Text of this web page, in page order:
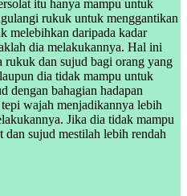
itu hanya mampu untuk
rukuk untuk menggantikan
melebihkan daripada kadar
dia melakukannya. Hal ini
rukuk dan sujud bagi orang yang
dia tidak mampu untuk
dengan bahagian hadapan
wajah menjadikannya lebih
Jika dia tidak mampu
dan sujud mestilah lebih rendah